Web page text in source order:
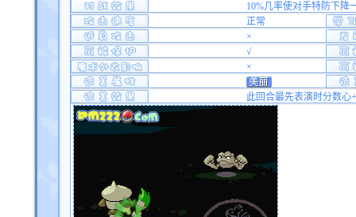
10%几率使对手特防下降
正常
×
√
×
此回合最先表演时分数心